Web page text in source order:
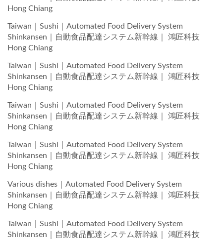
Hong Chiang
Taiwan｜Sushi｜Automated Food Delivery System
Shinkansen｜自動食品配達システム新幹線｜ 鴻匠科技
Hong Chiang
Taiwan｜Sushi｜Automated Food Delivery System
Shinkansen｜自動食品配達システム新幹線｜ 鴻匠科技
Hong Chiang
Taiwan｜Sushi｜Automated Food Delivery System
Shinkansen｜自動食品配達システム新幹線｜ 鴻匠科技
Hong Chiang
Taiwan｜Sushi｜Automated Food Delivery System
Shinkansen｜自動食品配達システム新幹線｜ 鴻匠科技
Hong Chiang
Various dishes｜Automated Food Delivery System
Shinkansen｜自動食品配達システム新幹線｜ 鴻匠科技
Hong Chiang
Taiwan｜Sushi｜Automated Food Delivery System
Shinkansen｜自動食品配達システム新幹線｜ 鴻匠科技